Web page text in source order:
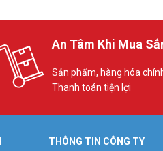
An Tâm Khi Mua
Sản phẩm, hàng hóa
Thanh toán tiện lợi
THÔNG TIN CÔNG TY